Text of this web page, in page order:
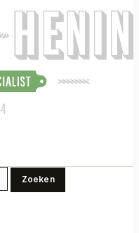
Zoeken